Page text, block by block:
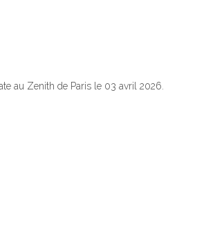
au Zenith de Paris le 03 avril 2026.